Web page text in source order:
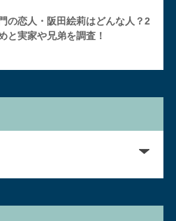
の恋人・阪田絵莉はどんな人？2
と実家や兄弟を調査！